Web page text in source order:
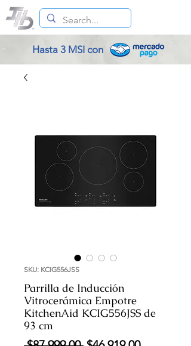
Hasta 3 MSI con
SKU: KCIG556JSS
Parrilla de Inducción
Vitrocerámica Empotre
KitchenAid KCIG556JSS de
93 cm